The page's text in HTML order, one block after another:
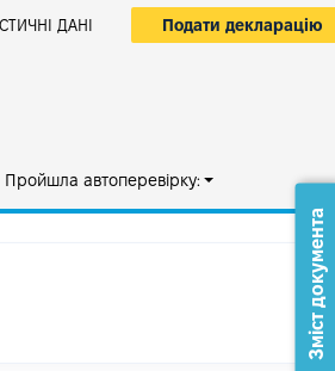
ДАНІ Подати декларацію
Пройшла автоперевірку:
Зміст документа